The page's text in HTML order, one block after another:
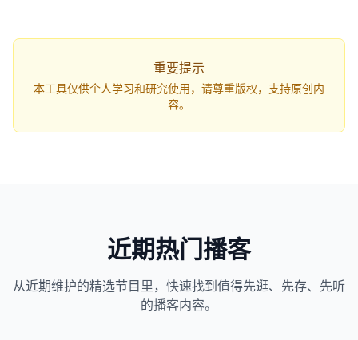
重要提示
本工具仅供个人学习和研究使用，请尊重版权，支持原创内
容。
近期热门播客
从近期维护的精选节目里，快速找到值得先逛、先存、先听
的播客内容。